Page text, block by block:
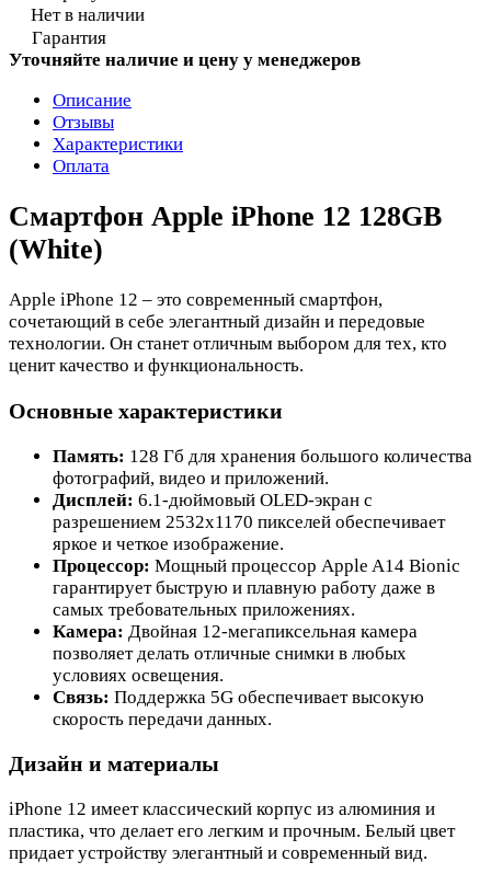
Нет в наличии
Гарантия
Уточняйте наличие и цену у менеджеров
Описание
Отзывы
Характеристики
Оплата
Смартфон Apple iPhone 12 128GB
(White)
Apple iPhone 12 – это современный смартфон,
сочетающий в себе элегантный дизайн и передовые
технологии. Он станет отличным выбором для тех, кто
ценит качество и функциональность.
Основные характеристики
Память: 128 Гб для хранения большого количества
фотографий, видео и приложений.
Дисплей: 6.1-дюймовый OLED-экран с
разрешением 2532x1170 пикселей обеспечивает
яркое и четкое изображение.
Процессор: Мощный процессор Apple A14 Bionic
гарантирует быструю и плавную работу даже в
самых требовательных приложениях.
Камера: Двойная 12-мегапиксельная камера
позволяет делать отличные снимки в любых
условиях освещения.
Связь: Поддержка 5G обеспечивает высокую
скорость передачи данных.
Дизайн и материалы
iPhone 12 имеет классический корпус из алюминия и
пластика, что делает его легким и прочным. Белый цвет
придает устройству элегантный и современный вид.